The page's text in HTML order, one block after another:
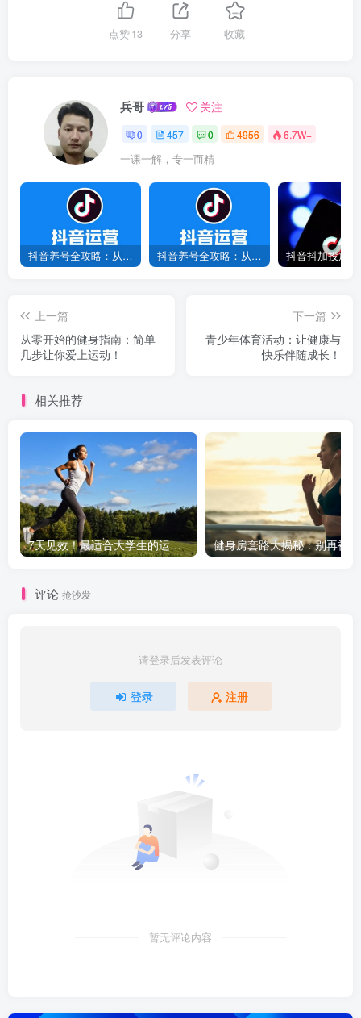
点赞13 分享 收藏
兵哥 关注
0 457 0 4956 6.7W+
一课一解，专一而精
抖音养号全攻略：从0到1打造爆款账号，新手必看！ 抖音养号全攻略：从0到爆款，7天打造高权重账号！
上一篇
从零开始的健身指南：简单
几步让你爱上运动！
下一篇
青少年体育活动：让健康与
快乐伴随成长！
相关推荐
7天见效！最适合大学生的运动计划，告别亚健康
评论 抢沙发
请登录后发表评论
登录 注册
暂无评论内容